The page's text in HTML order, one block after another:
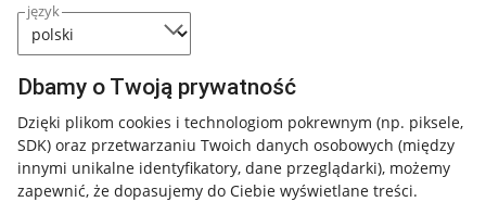
język
Dbamy o Twoją prywatność
Dzięki plikom cookies i technologiom pokrewnym (np. piksele,
SDK) oraz przetwarzaniu Twoich danych osobowych (między
innymi unikalne identyfikatory, dane przeglądarki), możemy
zapewnić, że dopasujemy do Ciebie wyświetlane treści.